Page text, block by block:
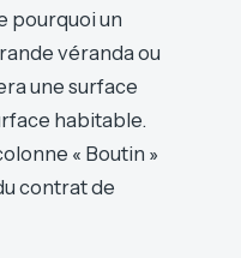
pourquoi un
véranda ou
une surface
habitable.
« Boutin »
contrat de